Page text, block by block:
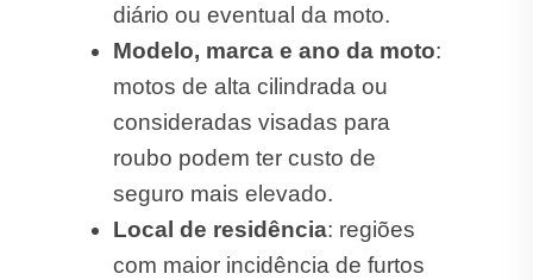
diário ou eventual da moto.
Modelo, marca e ano da moto:
motos de alta cilindrada ou
consideradas visadas para
roubo podem ter custo de
seguro mais elevado.
Local de residência: regiões
com maior incidência de furtos